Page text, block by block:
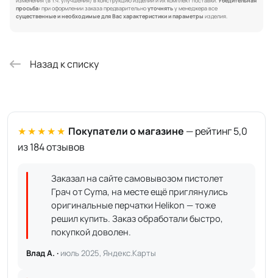
просьба: при оформлении заказа предварительноуточнятьу менеджера все
существенные и необходимые для Вас характеристики и параметры изделия.
Назад к списку
★★★★★ Покупатели о магазине — рейтинг 5,0
из 184 отзывов
Заказал на сайте самовывозом пистолет
Грач от Cyma, на месте ещё приглянулись
оригинальные перчатки Helikon — тоже
решил купить. Заказ обработали быстро,
покупкой доволен.
Влад А. · июль 2025, Яндекс.Карты